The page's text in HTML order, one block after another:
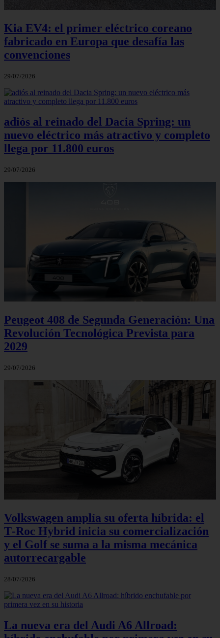
Kia EV4: el primer eléctrico coreano
fabricado en Europa que desafía las
convenciones
29/07/2026
adiós al reinado del Dacia Spring: un
nuevo eléctrico más atractivo y completo
llega por 11.800 euros
29/07/2026
Peugeot 408 de Segunda Generación: Una
Revolución Tecnológica Prevista para
2029
29/07/2026
Volkswagen amplía su oferta híbrida: el
T‑Roc Hybrid inicia su comercialización
y el Golf se suma a la misma mecánica
autorrecargable
28/07/2026
La nueva era del Audi A6 Allroad: